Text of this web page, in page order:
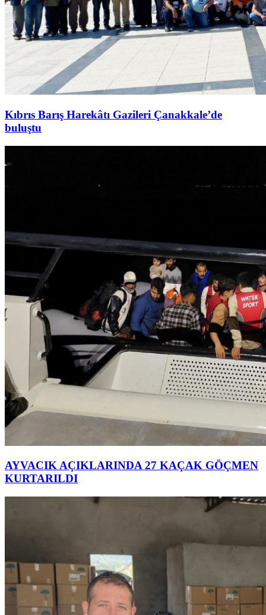
Kıbrıs Barış Harekâtı Gazileri Çanakkale’de
buluştu
AYVACIK AÇIKLARINDA 27 KAÇAK GÖÇMEN
KURTARILDI